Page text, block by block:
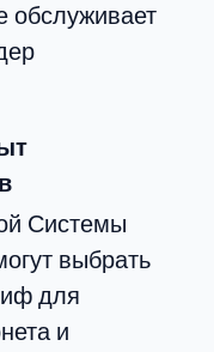
обслуживает
Системы
выбрать
для
и